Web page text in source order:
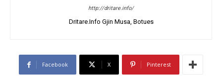
http://dritare.info/
Dritare.Info Gjin Musa, Botues
Facebook X Pinterest